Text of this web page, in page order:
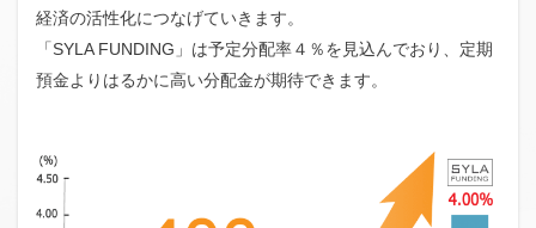
経済の活性化につなげていきます。
「SYLA FUNDING」は予定分配率４％を見込んでおり、定期
預金よりはるかに高い分配金が期待できます。